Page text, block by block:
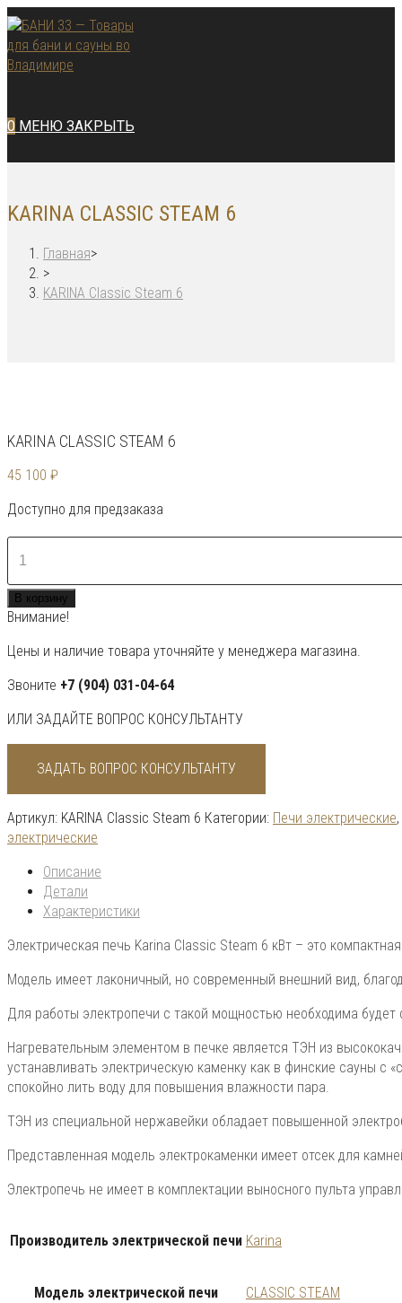
Перейти
к
содержимому
0 МЕНЮ ЗАКРЫТЬ
KARINA CLASSIC STEAM 6
Главная>
>
KARINA Classic Steam 6
KARINA CLASSIC STEAM 6
45 100 ₽
Доступно для предзаказа
Количество
товара
KARINA
Classic
Steam
6
В корзину
Внимание!
Цены и наличие товара уточняйте у менеджера магазина.
Звоните +7 (904) 031-04-64
ИЛИ ЗАДАЙТЕ ВОПРОС КОНСУЛЬТАНТУ
ЗАДАТЬ ВОПРОС КОНСУЛЬТАНТУ
Артикул: KARINA Classic Steam 6 Категории: Печи электрические,
электрические
Описание
Детали
Характеристики
Электрическая печь Karina Classic Steam 6 кВт – это
Модель имеет лаконичный, но современный внешний вид,
Для работы электропечи с такой мощностью необходима
Нагревательным элементом в печке является ТЭН из
устанавливать электрическую каменку как в финские сауны
спокойно лить воду для повышения влажности пара.
ТЭН из специальной нержавейки обладает повышенной
Представленная модель электрокаменки имеет отсек для
Электропечь не имеет в комплектации выносного пульта
Производитель электрической печи Karina
Модель электрической печи CLASSIC STEAM